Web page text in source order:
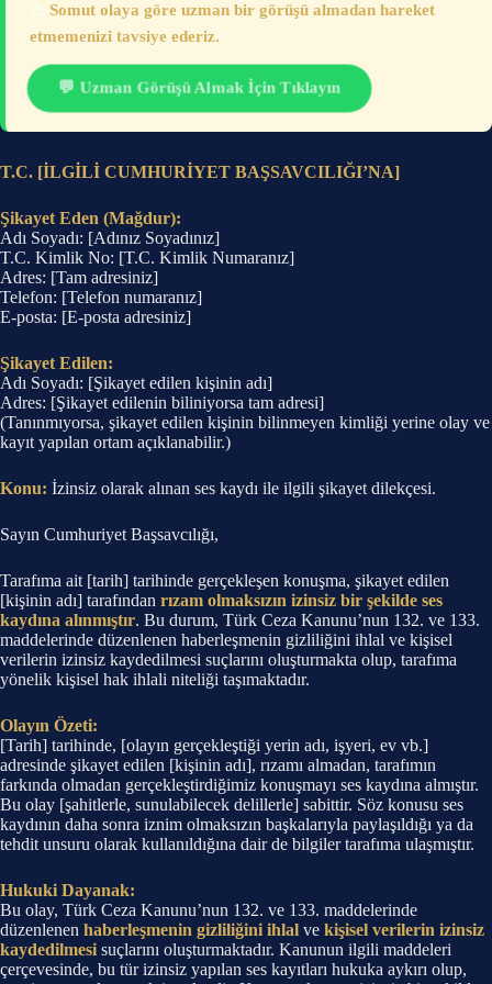
Somut olaya göre uzman bir görüşü almadan hareket
etmemenizi tavsiye ederiz.
💬 Uzman Görüşü Almak İçin Tıklayın
T.C. [İLGİLİ CUMHURİYET BAŞSAVCILIĞI’NA]
Şikayet Eden (Mağdur):
Adı Soyadı: [Adınız Soyadınız]
T.C. Kimlik No: [T.C. Kimlik Numaranız]
Adres: [Tam adresiniz]
Telefon: [Telefon numaranız]
E-posta: [E-posta adresiniz]
Şikayet Edilen:
Adı Soyadı: [Şikayet edilen kişinin adı]
Adres: [Şikayet edilenin biliniyorsa tam adresi]
(Tanınmıyorsa, şikayet edilen kişinin bilinmeyen kimliği yerine olay ve
kayıt yapılan ortam açıklanabilir.)
Konu: İzinsiz olarak alınan ses kaydı ile ilgili şikayet dilekçesi.
Sayın Cumhuriyet Başsavcılığı,
Tarafıma ait [tarih] tarihinde gerçekleşen konuşma, şikayet edilen
[kişinin adı] tarafından rızam olmaksızın izinsiz bir şekilde ses
kaydına alınmıştır. Bu durum, Türk Ceza Kanunu’nun 132. ve 133.
maddelerinde düzenlenen haberleşmenin gizliliğini ihlal ve kişisel
verilerin izinsiz kaydedilmesi suçlarını oluşturmakta olup, tarafıma
yönelik kişisel hak ihlali niteliği taşımaktadır.
Olayın Özeti:
[Tarih] tarihinde, [olayın gerçekleştiği yerin adı, işyeri, ev vb.]
adresinde şikayet edilen [kişinin adı], rızamı almadan, tarafımın
farkında olmadan gerçekleştirdiğimiz konuşmayı ses kaydına almıştır.
Bu olay [şahitlerle, sunulabilecek delillerle] sabittir. Söz konusu ses
kaydının daha sonra iznim olmaksızın başkalarıyla paylaşıldığı ya da
tehdit unsuru olarak kullanıldığına dair de bilgiler tarafıma ulaşmıştır.
Hukuki Dayanak:
Bu olay, Türk Ceza Kanunu’nun 132. ve 133. maddelerinde
düzenlenen haberleşmenin gizliliğini ihlal ve kişisel verilerin izinsiz
kaydedilmesi suçlarını oluşturmaktadır. Kanunun ilgili maddeleri
çerçevesinde, bu tür izinsiz yapılan ses kayıtları hukuka aykırı olup,